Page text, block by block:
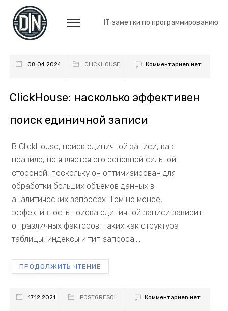
IT заметки по программированию
08.04.2024 CLICKHOUSE Комментариев нет
ClickHouse: насколько эффективен
поиск единичной записи
В ClickHouse, поиск единичной записи, как
правило, не является его основной сильной
стороной, поскольку он оптимизирован для
обработки больших объемов данных в
аналитических запросах. Тем не менее,
эффективность поиска единичной записи зависит
от различных факторов, таких как структура
таблицы, индексы и тип запроса....
ПРОДОЛЖИТЬ ЧТЕНИЕ
17.12.2021 POSTGRESQL Комментариев нет